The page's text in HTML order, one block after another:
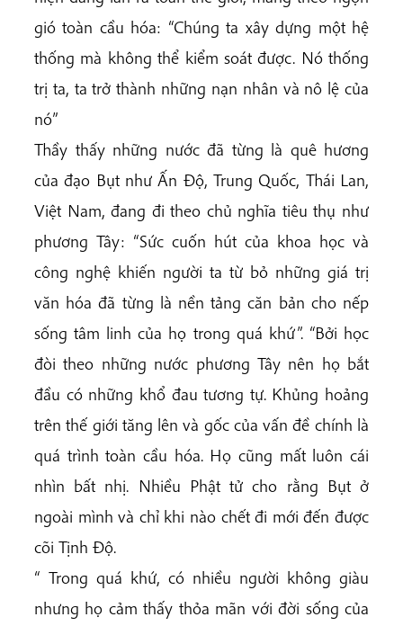
gió toàn cầu hóa: “Chúng ta xây dựng một hệ
thống mà không thể kiểm soát được. Nó thống
trị ta, ta trở thành những nạn nhân và nô lệ của
nó”
Thầy thấy những nước đã từng là quê hương
của đạo Bụt như Ấn Độ, Trung Quốc, Thái Lan,
Việt Nam, đang đi theo chủ nghĩa tiêu thụ như
phương Tây: “Sức cuốn hút của khoa học và
công nghệ khiến người ta từ bỏ những giá trị
văn hóa đã từng là nền tảng căn bản cho nếp
sống tâm linh của họ trong quá khứ”. “Bởi học
đòi theo những nước phương Tây nên họ bắt
đầu có những khổ đau tương tự. Khủng hoảng
trên thế giới tăng lên và gốc của vấn đề chính là
quá trình toàn cầu hóa. Họ cũng mất luôn cái
nhìn bất nhị. Nhiều Phật tử cho rằng Bụt ở
ngoài mình và chỉ khi nào chết đi mới đến được
cõi Tịnh Độ.
“ Trong quá khứ, có nhiều người không giàu
nhưng họ cảm thấy thỏa mãn với đời sống của